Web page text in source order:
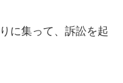
に集って、訴訟を起